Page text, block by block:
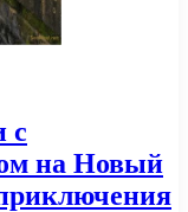
с
на Новый